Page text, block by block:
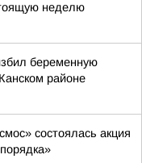
неделю
беременную
районе
состоялась акция